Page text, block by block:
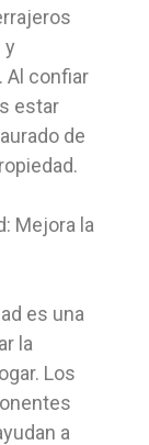
y
Al confiar
estar
de
Mejora la
es una
la
Los
a